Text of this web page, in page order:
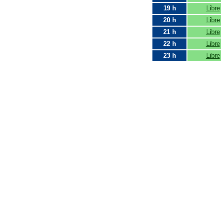
19 h
Libre
20 h
Libre
21 h
Libre
22 h
Libre
23 h
Libre